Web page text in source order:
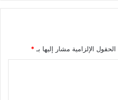
الحقول الإلزامية مشار إليها بـ*